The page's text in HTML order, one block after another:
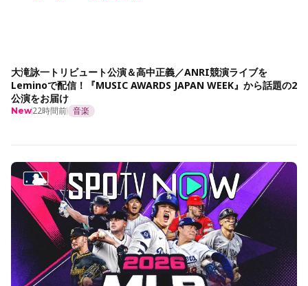
大滝詠一トリビュート公演＆高中正義／ANRI競演ライブを
Leminoで配信！『MUSIC AWARDS JAPAN WEEK』から話題の2
公演をお届け
New22時間前 音楽